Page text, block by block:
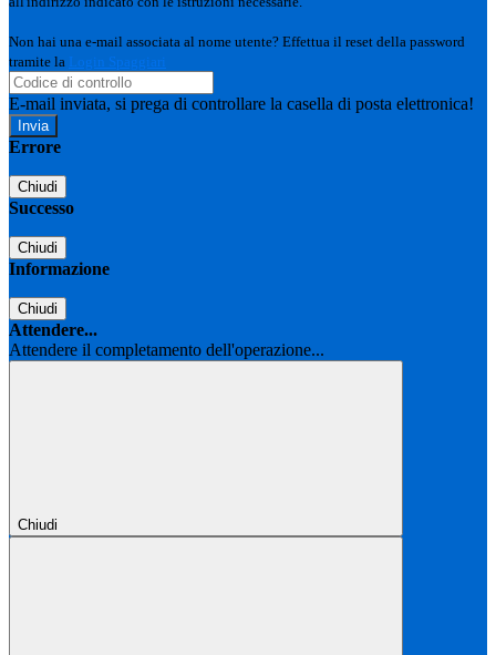
Non hai una e-mail associata al nome utente? Effettua il reset della password
tramite la Login Spaggiari
E-mail inviata, si prega di controllare la casella di posta elettronica!
Errore
Chiudi
Successo
Chiudi
Informazione
Chiudi
Attendere...
Attendere il completamento dell'operazione...
Chiudi